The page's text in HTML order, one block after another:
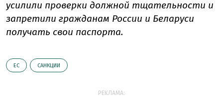
усилили проверки должной тщательности и
запретили гражданам России и Беларуси
получать свои паспорта.
ЕС САНКЦИИ
РЕКЛАМА: